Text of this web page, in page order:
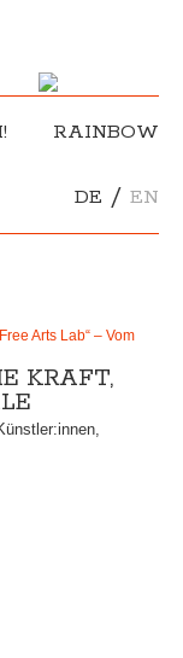
RAINBOW
DE / EN
Arts Lab“ – Vom
KRAFT,